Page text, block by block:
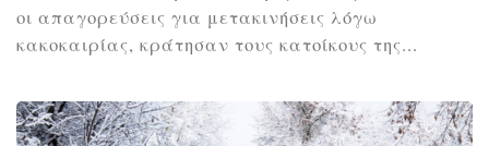
οι απαγορεύσεις για μετακινήσεις λόγω
κακοκαιρίας, κράτησαν τους κατοίκους της...